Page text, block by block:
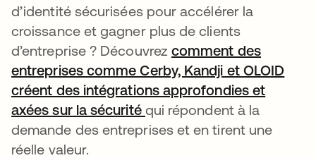
d’identité sécurisées pour accélérer la
croissance et gagner plus de clients
d’entreprise ? Découvrezcomment des
entreprises comme Cerby, Kandji et OLOID
créent des intégrations approfondies et
axées sur la sécurité qui répondent à la
demande des entreprises et en tirent une
réelle valeur.